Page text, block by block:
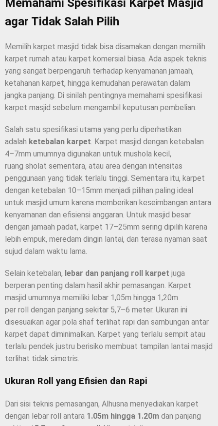
Memahami Spesifikasi Karpet Masjid
agar Tidak Salah Pilih
Memilih karpet masjid tidak bisa disamakan dengan memilih
karpet rumah atau karpet komersial biasa. Ada aspek teknis
yang sangat berpengaruh terhadap kenyamanan jamaah,
ketahanan karpet, hingga kemudahan perawatan dalam
jangka panjang. Di sinilah pentingnya memahami spesifikasi
karpet masjid sebelum mengambil keputusan pembelian.
Salah satu spesifikasi utama yang perlu diperhatikan
adalah ketebalan karpet. Karpet masjid dengan ketebalan
4–7mm umumnya digunakan untuk mushola kecil,
ruang sholat sementara, atau area dengan intensitas
penggunaan yang tidak terlalu tinggi. Sementara itu, karpet
dengan ketebalan 10–15mm menjadi pilihan paling ideal
untuk masjid umum karena memberikan keseimbangan antara
kenyamanan dan efisiensi anggaran. Untuk masjid besar
dengan jamaah padat, karpet 17–25mm sering dipilih karena
lebih empuk, meredam dingin lantai, dan terasa nyaman saat
sujud dalam waktu lama.
Selain ketebalan, lebar dan panjang roll karpet juga
berperan penting dalam hasil akhir pemasangan. Karpet
masjid umumnya memiliki lebar 1,05m hingga 1,20m
per roll dengan panjang sekitar 5,7–6 meter. Ukuran ini
disesuaikan agar pola shaf terlihat rapi dan sambungan antar
karpet dapat diminimalkan. Karpet yang terlalu sempit atau
terlalu pendek justru berisiko membuat tampilan lantai masjid
terlihat tidak simetris.
Ukuran Roll yang Efisien dan Rapi
Dari sisi teknis pemasangan, Alhusna menyediakan karpet
dengan lebar roll antara 1.05m hingga 1.20m dan panjang